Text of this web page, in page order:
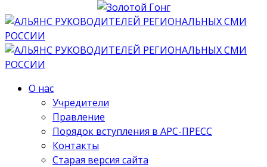
О нас
Учредители
Правление
Порядок вступления в АРС-ПРЕСС
Контакты
Старая версия сайта